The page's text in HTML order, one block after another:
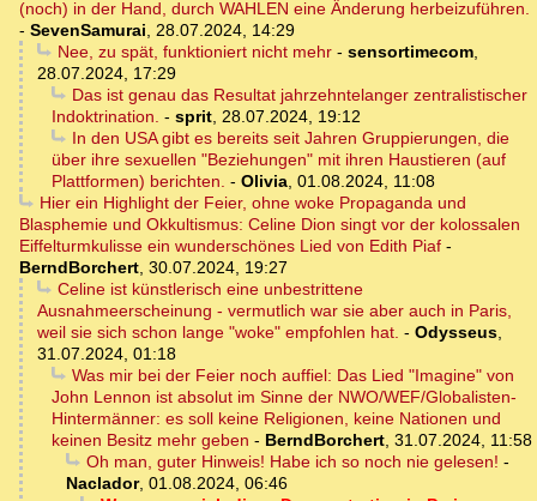
(noch) in der Hand, durch WAHLEN eine Änderung herbeizuführen.
- SevenSamurai, 28.07.2024, 14:29
Nee, zu spät, funktioniert nicht mehr- sensortimecom,
28.07.2024, 17:29
Das ist genau das Resultat jahrzehntelanger zentralistischer
Indoktrination. - sprit, 28.07.2024, 19:12
In den USA gibt es bereits seit Jahren Gruppierungen, die
über ihre sexuellen "Beziehungen" mit ihren Haustieren (auf
Plattformen) berichten. - Olivia, 01.08.2024, 11:08
Hier ein Highlight der Feier, ohne woke Propaganda und
Blasphemie und Okkultismus: Celine Dion singt vor der kolossalen
Eiffelturmkulisse ein wunderschönes Lied von Edith Piaf -
BerndBorchert, 30.07.2024, 19:27
Celine ist künstlerisch eine unbestrittene
Ausnahmeerscheinung - vermutlich war sie aber auch in Paris,
weil sie sich schon lange "woke" empfohlen hat. - Odysseus,
31.07.2024, 01:18
Was mir bei der Feier noch auffiel: Das Lied "Imagine" von
John Lennon ist absolut im Sinne der NWO/WEF/Globalisten-
Hintermänner: es soll keine Religionen, keine Nationen und
keinen Besitz mehr geben - BerndBorchert, 31.07.2024, 11:58
Oh man, guter Hinweis! Habe ich so noch nie gelesen! -
Naclador, 01.08.2024, 06:46